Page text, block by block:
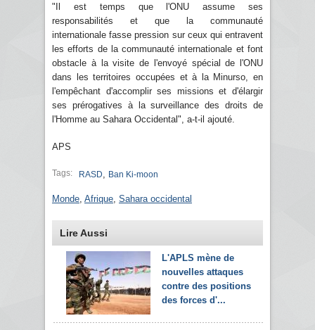
"Il est temps que l'ONU assume ses
responsabilités et que la communauté
internationale fasse pression sur ceux qui entravent
les efforts de la communauté internationale et font
obstacle à la visite de l'envoyé spécial de l'ONU
dans les territoires occupées et à la Minurso, en
l'empêchant d'accomplir ses missions et d'élargir
ses prérogatives à la surveillance des droits de
l'Homme au Sahara Occidental", a-t-il ajouté.
APS
Tags: RASD Ban Ki-moon
Monde Afrique Sahara occidental
Lire Aussi
L'APLS mène de
nouvelles attaques
contre des positions
des forces d'...